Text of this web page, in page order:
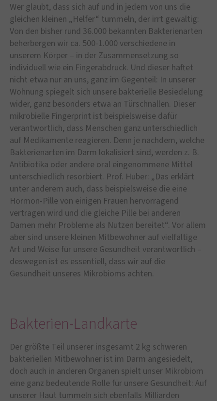
Wer glaubt, dass sich auf und in jedem von uns die
gleichen kleinen „Helfer“ tummeln, der irrt gewaltig:
Von den bisher rund 36.000 bekannten Bakterienarten
beherbergen wir ca. 500-1.000 verschiedene in
unserem Körper – in der Zusammensetzung so
individuell wie ein Fingerabdruck. Und dieser haftet
nicht etwa nur an uns, ganz im Gegenteil: In unserer
Wohnung spiegelt sich unsere bakterielle Besiedelung
wider, ganz besonders etwa an Türschnallen. Dieser
mikrobielle Fingerprint ist beispielsweise dafür
verantwortlich, dass Menschen ganz unterschiedlich
auf Medikamente reagieren. Denn je nachdem, welche
Bakterienarten im Darm lokalisiert sind, werden z. B.
Antibiotika oder andere oral eingenommene Mittel
unterschiedlich resorbiert. Prof. Huber: „Das erklärt
unter anderem auch, dass beispielsweise die eine
Hormon-Pille von einigen Frauen hervorragend
vertragen wird und die gleiche Pille bei anderen
Damen mehr Probleme als Nutzen bereitet“. Vor allem
aber sind unsere kleinen Mitbewohner auf vielfältige
Art und Weise für unsere Gesundheit verantwortlich –
deswegen ist es essentiell, dass wir auf die
Gesundheit unseres Mikrobioms achten.
Bakterien-Landkarte
Der größte Teil unserer insgesamt 2 kg schweren
bakteriellen Mitbewohner ist im Darm angesiedelt,
doch auch in anderen Organen spielt unser Mikrobiom
eine ganz bedeutende Rolle für unsere Gesundheit: Auf
unserer Haut tummeln sich ebenfalls Milliarden